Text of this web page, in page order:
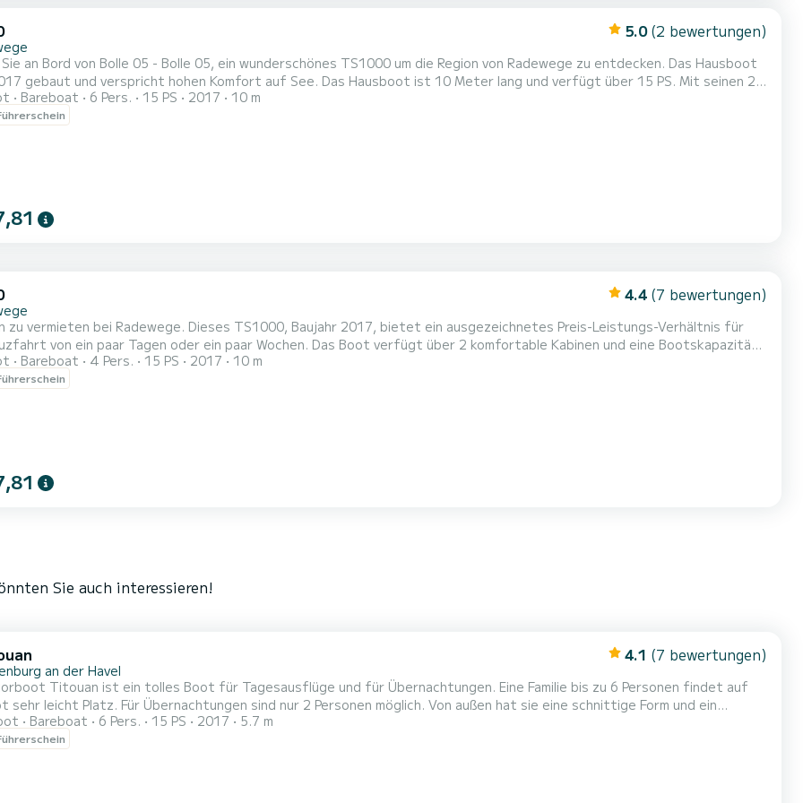
5.0 (2 bewertungen)
Sie an Bord von Bolle 05 - Bolle 05, ein wunderschönes TS1000 um die Region von Radewege zu entdecken. Das Hausboot
und verspricht hohen Komfort auf See. Das Hausboot ist 10 Meter lang und verfügt über 15 PS. Mit seinen 2
Schiff bis zu 6 Personen für einen Törn aufnehmen. TS1000 ist ausgestattet mit 1 Toiletten mit Dusche. Haben
bezüglich des Bootes oder den Charterbedingungen? Schicken Sie u...
Bareboat 6 Pers. 15 PS 2017 10 m
4.4 (7 bewertungen)
zu vermieten bei Radewege. Dieses TS1000, Baujahr 2017, bietet ein ausgezeichnetes Preis-Leistungs-Verhältnis für
ein paar Tagen oder ein paar Wochen. Das Boot verfügt über 2 komfortable Kabinen und eine Bootskapazität
Mit einer Gesamtlänge von 10 Metern wird es Ihr bester Verbündeter für einen außergewöhnlichen Urlaub auf dem
Bareboat 4 Pers. 15 PS 2017 10 m
Sie auch interessieren!
4.1 (7 bewertungen)
an der Havel
Titouan ist ein tolles Boot für Tagesausflüge und für Übernachtungen. Eine Familie bis zu 6 Personen findet auf
sehr leicht Platz. Für Übernachtungen sind nur 2 Personen möglich. Von außen hat sie eine schnittige Form und ein
Liegewiesen. Das Boot ist außerdem mit einer Beleuchtungseinheit
sodass Fahrten in den Sonnenuntergang nichts im Wege steht.
Bareboat 6 Pers. 15 PS 2017 5.7 m